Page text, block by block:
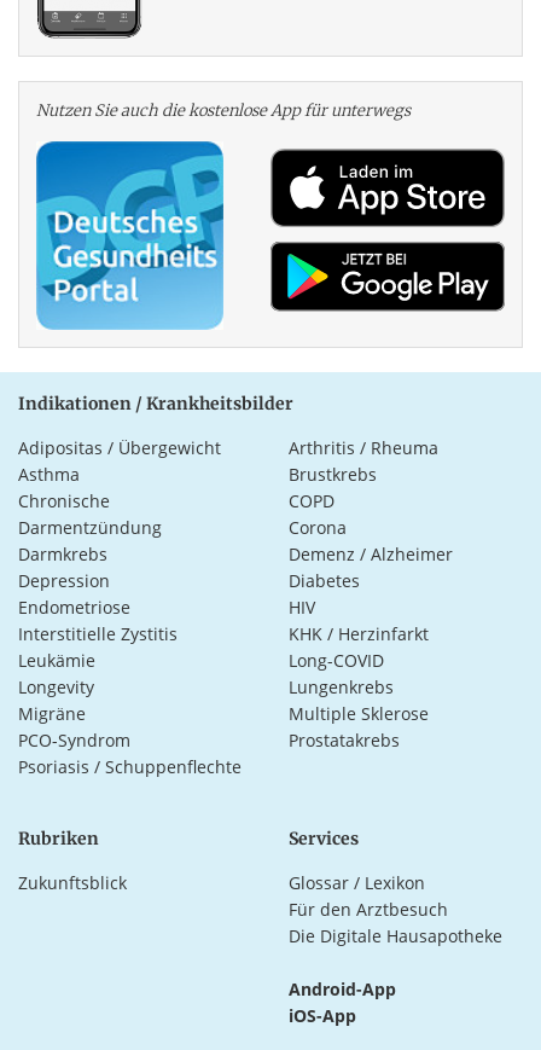
Nutzen Sie auch die kosten­lose App für unterwegs
Indikationen / Krankheitsbilder
Adipositas / Übergewicht
Arthritis / Rheuma
Asthma
Brustkrebs
Chronische
Darmentzündung
COPD
Corona
Darmkrebs
Demenz / Alzheimer
Depression
Diabetes
Endometriose
HIV
Interstitielle Zystitis
KHK / Herzinfarkt
Leukämie
Long-COVID
Longevity
Lungenkrebs
Migräne
Multiple Sklerose
PCO-Syndrom
Prostatakrebs
Psoriasis / Schuppenflechte
Rubriken
Zukunftsblick
Services
Glossar / Lexikon
Für den Arztbesuch
Die Digitale Hausapotheke
Android-App
iOS-App